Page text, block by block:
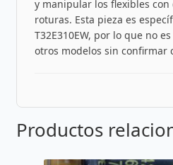
y manipular los flexibles
roturas. Esta pieza es
T32E310EW, por lo que no
otros modelos sin confirmar
Productos